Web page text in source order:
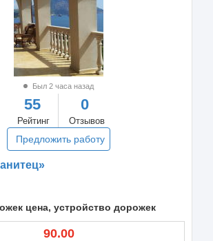
Был 2 часа назад
55
Рейтинг
0
Отзывов
Предложить работу
цена, устройство дорожек
90.00